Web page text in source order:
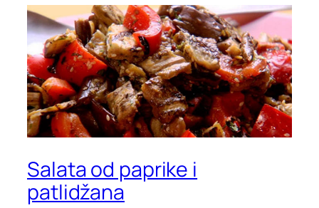
Salata od paprike i
patlidžana